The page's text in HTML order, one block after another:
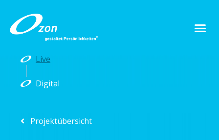
Live
Digital
Projektübersicht